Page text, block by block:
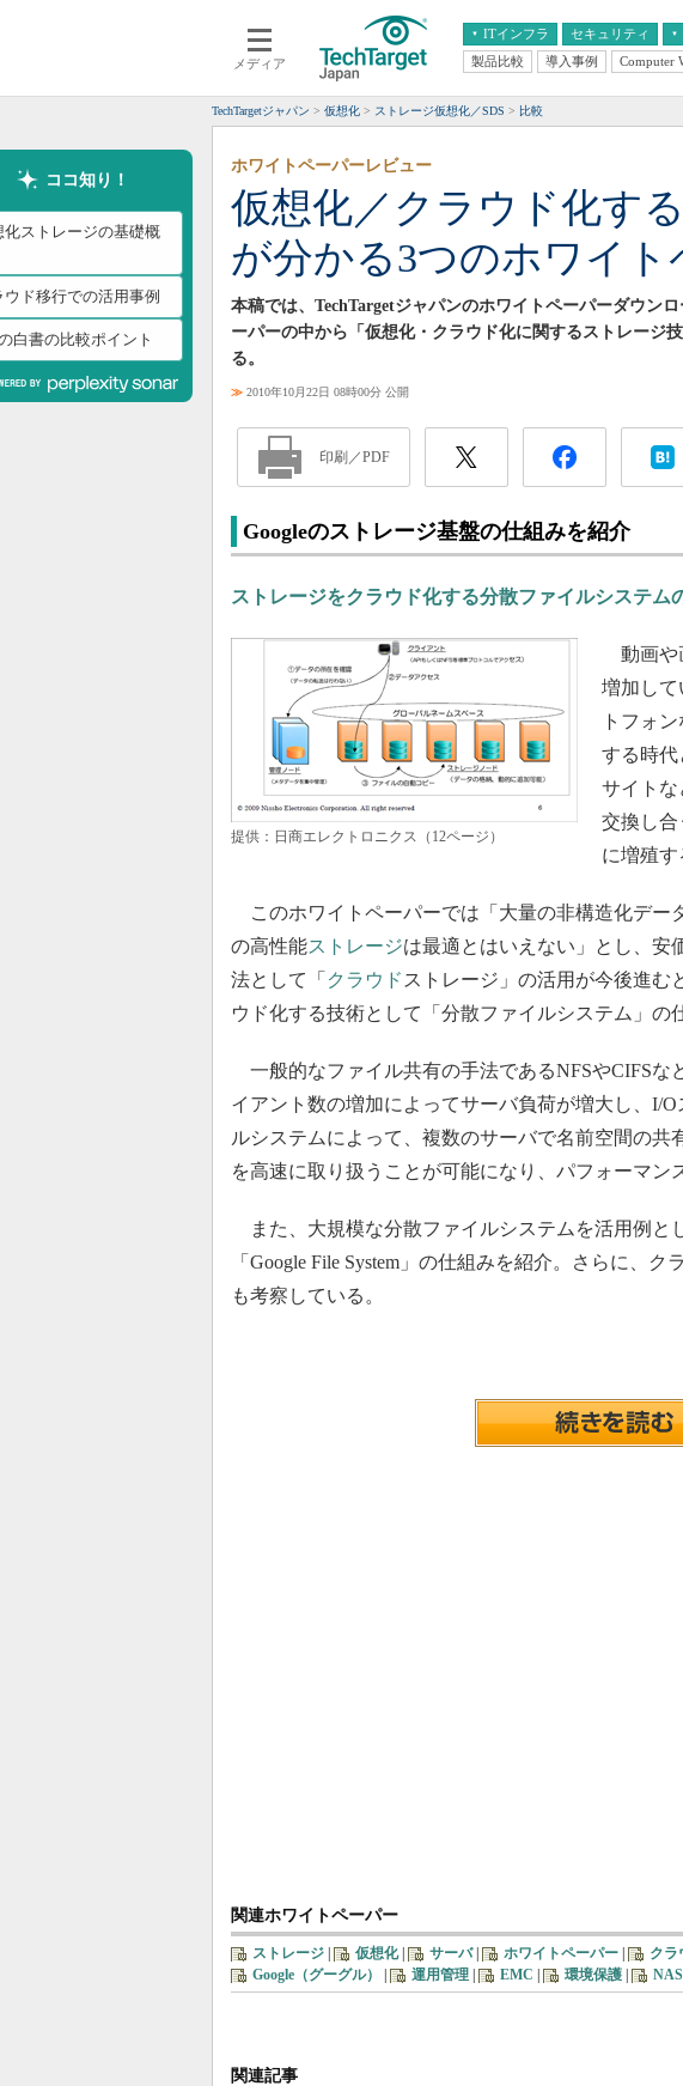
メディア
ITインフラ
クラウド
スマートモバイル
ネットワーク
システム運用管理
セキュリティ
エンタープライズAI
ERP
情報系システム
経営と
製品比較 導入事例 Computer
TechTargetジャパン 仮想化 ストレージ仮想化／SDS 比較
ココ知り！
化ストレージの基礎概
ウド移行での活用事例
白書の比較ポイント
仮想化／クラウド化す
が分かる3つのホワイト
ホワイトペーパーレビュー
本稿では、TechTargetジャパンのホワイトペーパーダウン
ーパーの中から「仮想化・クラウド化に関するストレージ
る。
≫ 2010年10月22日 08時00分 公開
印刷／PDF
Googleのストレージ基盤の仕組みを紹介
ストレージをクラウド化する分散ファイルシステム
提供：日商エレクトロニクス（12ページ）
動画や
増加して
トフォ
する時代
サイトな
交換し合
に増殖す
このホワイトペーパーでは「大量の非構造化デー
の高性能ストレージは最適とはいえない」とし、安
法として「 クラウド ストレージ」の活用が今後進む
ウド化する技術として「分散ファイルシステム」の
一般的なファイル共有の手法であるNFSやCIFSな
イアント数の増加によってサーバ負荷が増大し、I/
ルシステムによって、複数のサーバで名前空間の共
を高速に取り扱うことが可能になり、パフォーマン
また、大規模な分散ファイルシステムを活用例と
「Google File System」の仕組みを紹介。さらに、
も考察している。
関連ホワイトペーパー
ストレージ 仮想化| サーバ| ホワイトペーパー クラ
Google（グーグル）
運用管理 EMC 環境保護 NAS
関連記事